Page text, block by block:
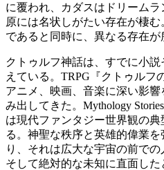
に覆われ、カダスはドリーム
原には名状しがたい存在が棲
であると同時に、異なる存在が
クトゥルフ神話は、すでに小
えている。TRPG『クトゥルフ
アニメ、映画、音楽に深い影
み出してきた。Mythology
は現代ファンタジー世界観の
る。神聖な秩序と英雄的偉業
り、それは広大な宇宙の前での
そして絶対的な未知に直面し